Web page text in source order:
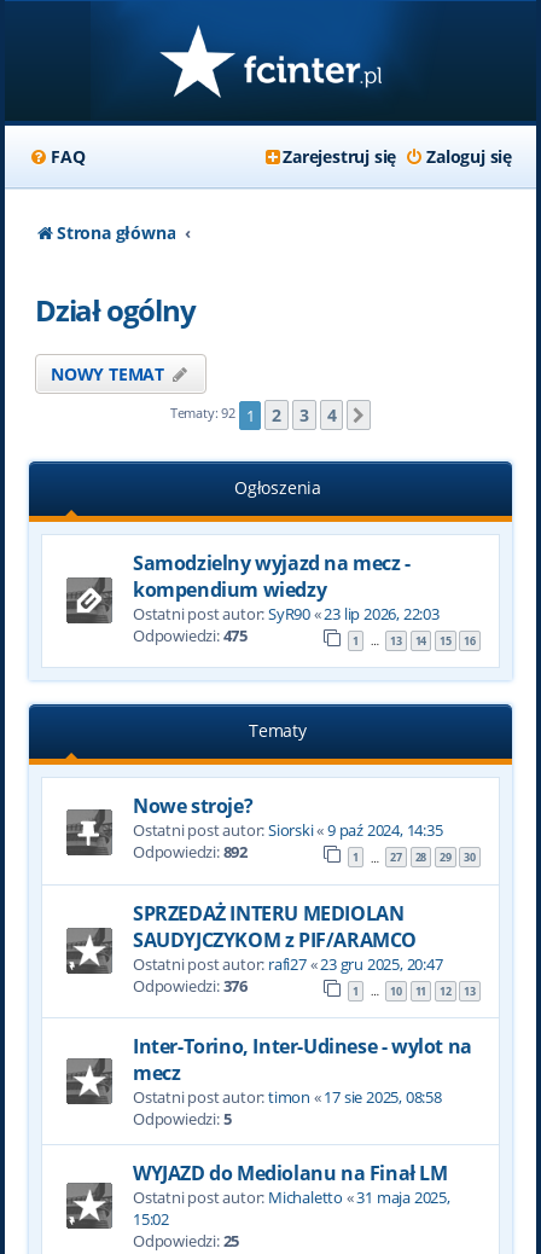
FAQ Zaloguj się
Zarejestruj się
Strona główna
Dział ogólny
NOWY TEMAT
Tematy: 92 1 2 3 4
Ogłoszenia
Samodzielny wyjazd na mecz -
kompendium wiedzy
Ostatni post autor:SyR90«23 lip 2026, 22:03
Odpowiedzi:475 1 … 13 14 15 16
Tematy
Nowe stroje?
Ostatni post autor:Siorski«9 paź 2024, 14:35
Odpowiedzi:892 1 … 27 28 29 30
SPRZEDAŻ INTERU MEDIOLAN
SAUDYJCZYKOM z PIF/ARAMCO
Ostatni post autor: rafi27«23 gru 2025, 20:47
Odpowiedzi:376 1 … 10 11 12 13
Inter-Torino, Inter-Udinese - wylot na
mecz
Ostatni post autor:timon «17 sie 2025, 08:58
Odpowiedzi:5
WYJAZD do Mediolanu na Finał LM
Ostatni post autor: Michaletto «31 maja 2025,
15:02
Odpowiedzi:25